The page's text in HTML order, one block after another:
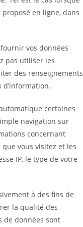
en ligne, dans
vos données
pas utiliser les
des renseignements
certaines
navigation sur
concernant
vous visitez et les
IP, le type de votre
à des fins de
la qualité des
de données sont